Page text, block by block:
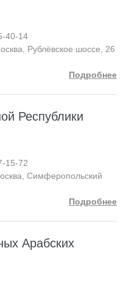
40-14
Рублёвское шоссе, 26
Подробнее
Республики
15-72
Симферопольский
Подробнее
Арабских